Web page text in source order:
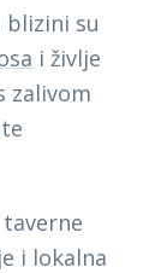
blizini su
i življe
zalivom
i lokalna